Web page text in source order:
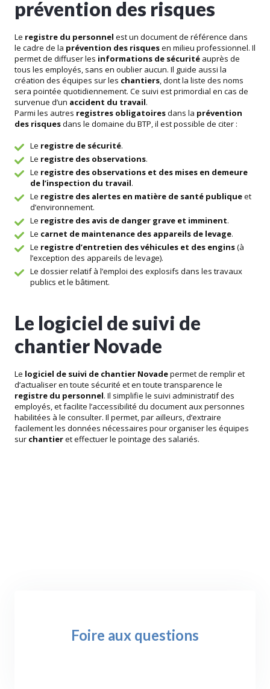
prévention des risques
Le registre du personnel est un document de référence dans
le cadre de la prévention des risquesen milieu professionnel. Il
permet de diffuser les informations de sécurité auprès de
tous les employés, sans en oublier aucun. Il guide aussi la
création des équipes sur les chantiers, dont la liste des noms
sera pointée quotidiennement. Ce suivi est primordial en cas de
survenue d’un accident du travail.
Parmi les autres registres obligatoiresdans la prévention
des risquesdans le domaine du BTP, il est possible de citer :
Le registre de sécurité.
Le registre des observations.
Le registre des observations et des mises en demeure
de l’inspection du travail.
Le registre des alertes en matière de santé publiqueet
d’environnement.
Le registre des avis de danger grave et imminent.
Le carnet de maintenance des appareils de levage.
Le registre d’entretien des véhicules et des engins(à
l’exception des appareils de levage).
Le dossier relatif à l’emploi des explosifs dans les travaux
publics et le bâtiment.
Le logiciel de suivi de
chantier Novade
Le logiciel de suivi de chantier Novadepermet de remplir et
d’actualiser en toute sécurité et en toute transparence le
registre du personnel. Il simplifie le suivi administratif des
employés, et facilite l’accessibilité du document aux personnes
habilitées à le consulter. Il permet, par ailleurs, d’extraire
facilement les données nécessaires pour organiser les équipes
sur chantieret effectuer le pointage des salariés.
Foire aux questions